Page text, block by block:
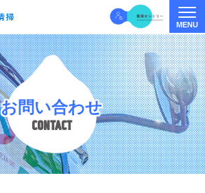
MENU
お問い合わせ
CONTACT